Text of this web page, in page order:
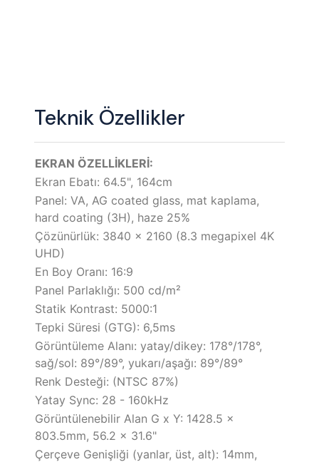
Teknik Özellikler
EKRAN ÖZELLİKLERİ:
Ekran Ebatı: 64.5", 164cm
Panel: VA, AG coated glass, mat kaplama,
hard coating (3H), haze 25%
Çözünürlük: 3840 x 2160 (8.3 megapixel 4K
UHD)
En Boy Oranı: 16:9
Panel Parlaklığı: 500 cd/m²
Statik Kontrast: 5000:1
Tepki Süresi (GTG): 6,5ms
Görüntüleme Alanı: yatay/dikey: 178°/178°,
sağ/sol: 89°/89°, yukarı/aşağı: 89°/89°
Renk Desteği: (NTSC 87%)
Yatay Sync: 28 - 160kHz
Görüntülenebilir Alan G x Y: 1428.5 x
803.5mm, 56.2 x 31.6"
Çerçeve Genişliği (yanlar, üst, alt): 14mm,